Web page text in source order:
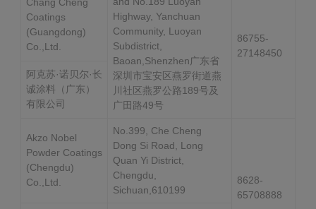
Coatings
(Guangdong)
Co.,Ltd.
Highway, Yanchuan
Community, Luoyan
Subdistrict,
Baoan,Shenzhen广东省
深圳市宝安区燕罗街道燕
川社区燕罗公路189号及
广田路49号
86755-
27148450
阿克苏·诺贝尔·长
诚涂料（广东）
有限公司
Akzo Nobel
Powder Coatings
(Chengdu)
Co.,Ltd.
No.399, Che Cheng
Dong Si Road, Long
Quan Yi District,
Chengdu,
Sichuan,610199
8628-
65708888